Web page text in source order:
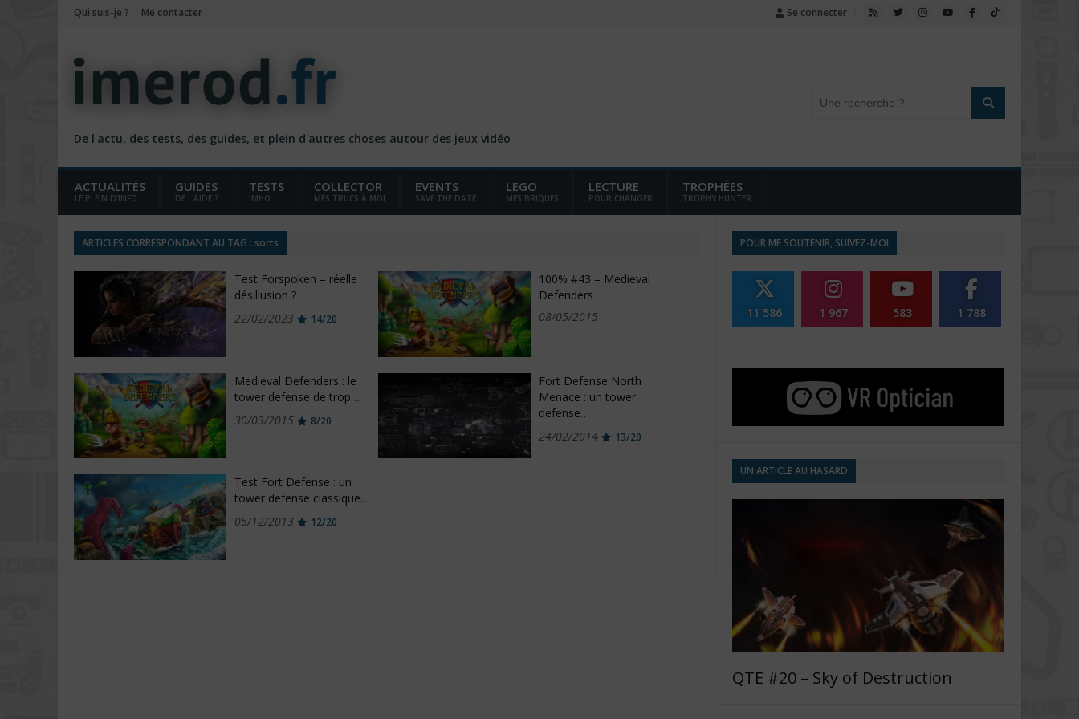
Qui suis-je ? Me contacter Se connecter
De l'actu, des tests, des guides, et plein d'autres choses autour des jeux vidéo
ACTUALITÉS
LE PLEIN D'INFO
GUIDES
DE L'AIDE ?
TESTS
IMHO
COLLECTOR
MES TRUCS À MOI
EVENTS
SAVE THE DATE
LEGO
MES BRIQUES
LECTURE
POUR CHANGER
TROPHÉES
TROPHY HUNTER
ARTICLES CORRESPONDANT AU TAG : sorts
Test Forspoken – réelle
désillusion ?
22/02/2023
14/20
100% #43 – Medieval
Defenders
08/05/2015
Medieval Defenders : le
tower defense de trop…
30/03/2015
8/20
Fort Defense North
Menace : un tower
defense…
24/02/2014
13/20
Test Fort Defense : un
tower defense classique…
05/12/2013
12/20
POUR ME SOUTENIR, SUIVEZ-MOI
11 586 1 967 583 1 788
UN ARTICLE AU HASARD
QTE #20 – Sky of Destruction